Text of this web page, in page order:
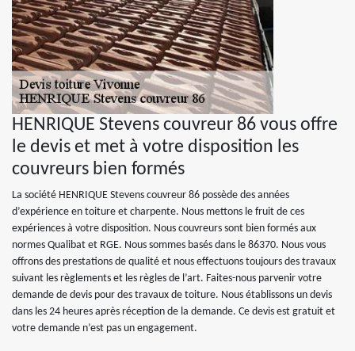
HENRIQUE Stevens couvreur 86 vous offre
le devis et met à votre disposition les
couvreurs bien formés
La société HENRIQUE Stevens couvreur 86 possède des années
d’expérience en toiture et charpente. Nous mettons le fruit de ces
expériences à votre disposition. Nous couvreurs sont bien formés aux
normes Qualibat et RGE. Nous sommes basés dans le 86370. Nous vous
offrons des prestations de qualité et nous effectuons toujours des travaux
suivant les règlements et les règles de l’art. Faites-nous parvenir votre
demande de devis pour des travaux de toiture. Nous établissons un devis
dans les 24 heures après réception de la demande. Ce devis est gratuit et
votre demande n’est pas un engagement.